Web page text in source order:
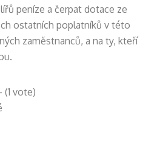
peníze a čerpat dotace ze
ostatních poplatníků v této
zaměstnanců, a na ty, kteří
(1 vote)